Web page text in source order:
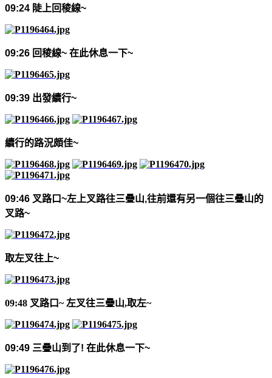
09:24 陡上回稜線~
09:26 回稜線~ 在此休息一下~
09:39 出發續行~
續行的路況頗佳~
09:46 叉路口~左上叉路往三疊山,往前還有另一個往三疊山的
叉路~
取左叉往上~
09:48 叉路口~ 左叉往三疊山,取左~
09:49 三疊山到了! 在此休息一下~